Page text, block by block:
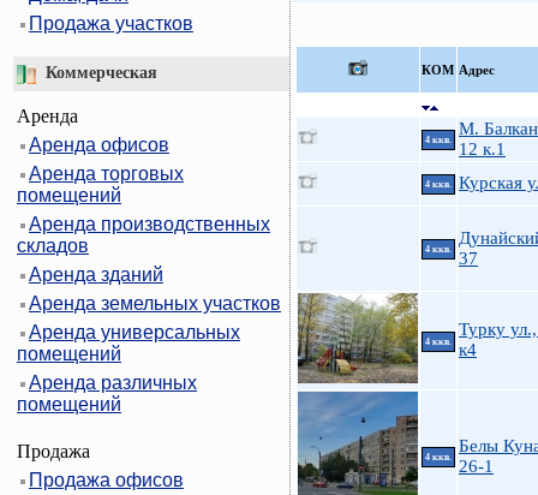
Продажа участков
Коммерческая
Аренда
Аренда офисов
Аренда торговых
помещений
Аренда производственных
складов
Аренда зданий
Аренда земельных участков
Аренда универсальных
помещений
Аренда различных
помещений
Продажа
Продажа офисов
Павловский
Приморский
КOМ Адрес
4 ккв.
М.
12 к.1
4 ккв. Курская
4 ккв.
37
4 ккв.
Турку
к4
4 ккв.
Белы
26-1